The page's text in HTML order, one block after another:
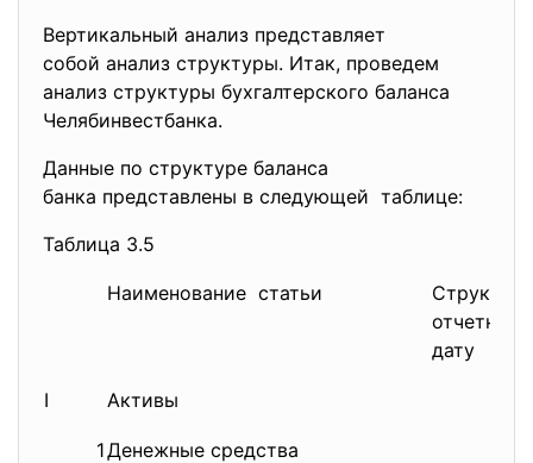
Вертикальный анализ представляет
собой анализ структуры. Итак, проведем
анализ структуры бухгалтерского баланса
Челябинвестбанка.
Данные по структуре баланса
банка представлены в следующей таблице:
Таблица 3.5
Наименование статьи
отчетную
дату
I Активы
1Денежные средства